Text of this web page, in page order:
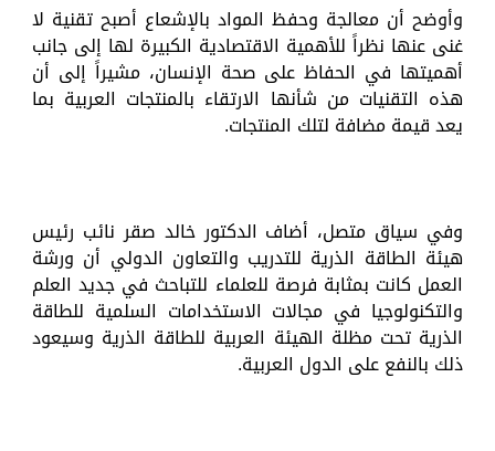
وأوضح أن معالجة وحفظ المواد بالإشعاع أصبح تقنية لا
غنى عنها نظراً للأهمية الاقتصادية الكبيرة لها إلى جانب
أهميتها في الحفاظ على صحة الإنسان، مشيراً إلى أن
هذه التقنيات من شأنها الارتقاء بالمنتجات العربية بما
يعد قيمة مضافة لتلك المنتجات.
وفي سياق متصل، أضاف الدكتور خالد صقر نائب رئيس
هيئة الطاقة الذرية للتدريب والتعاون الدولي أن ورشة
العمل كانت بمثابة فرصة للعلماء للتباحث في جديد العلم
والتكنولوجيا في مجالات الاستخدامات السلمية للطاقة
الذرية تحت مظلة الهيئة العربية للطاقة الذرية وسيعود
ذلك بالنفع على الدول العربية.